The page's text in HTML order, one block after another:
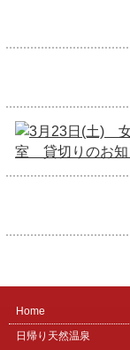
Home
日帰り天然温泉